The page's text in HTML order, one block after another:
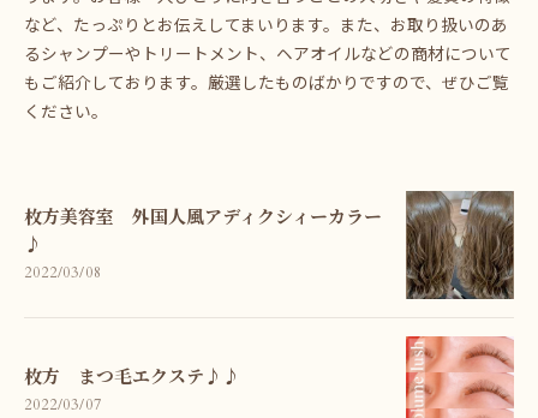
など、たっぷりとお伝えしてまいります。また、お取り扱いのあ
るシャンプーやトリートメント、ヘアオイルなどの商材について
もご紹介しております。厳選したものばかりですので、ぜひご覧
ください。
枚方美容室 外国人風アディクシィーカラー
♪
2022/03/08
枚方 まつ毛エクステ♪♪
2022/03/07